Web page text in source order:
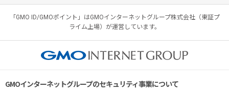
「GMO ID/GMOポイント」はGMOインターネットグループ株式会社（東証プ
ライム上場）が運営しています。
GMOインターネットグループのセキュリティ事業について